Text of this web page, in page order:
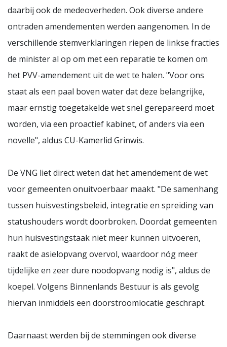
daarbij ook de medeoverheden. Ook diverse andere
ontraden amendementen werden aangenomen. In de
verschillende stemverklaringen riepen de linkse fracties
de minister al op om met een reparatie te komen om
het PVV-amendement uit de wet te halen. "Voor ons
staat als een paal boven water dat deze belangrijke,
maar ernstig toegetakelde wet snel gerepareerd moet
worden, via een proactief kabinet, of anders via een
novelle", aldus CU-Kamerlid Grinwis.
De VNG liet direct weten dat het amendement de wet
voor gemeenten onuitvoerbaar maakt. "De samenhang
tussen huisvestingsbeleid, integratie en spreiding van
statushouders wordt doorbroken. Doordat gemeenten
hun huisvestingstaak niet meer kunnen uitvoeren,
raakt de asielopvang overvol, waardoor nóg meer
tijdelijke en zeer dure noodopvang nodig is", aldus de
koepel. Volgens Binnenlands Bestuur is als gevolg
hiervan inmiddels een doorstroomlocatie geschrapt.
Daarnaast werden bij de stemmingen ook diverse